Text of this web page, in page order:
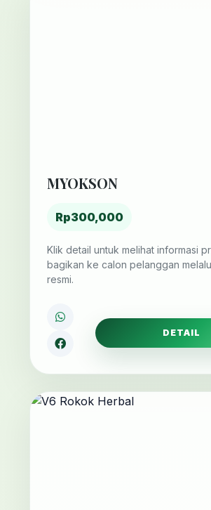
MYOKSON
Rp300,000
Klik detail untuk melihat informasi
bagikan ke calon pelanggan
resmi.
DETAIL